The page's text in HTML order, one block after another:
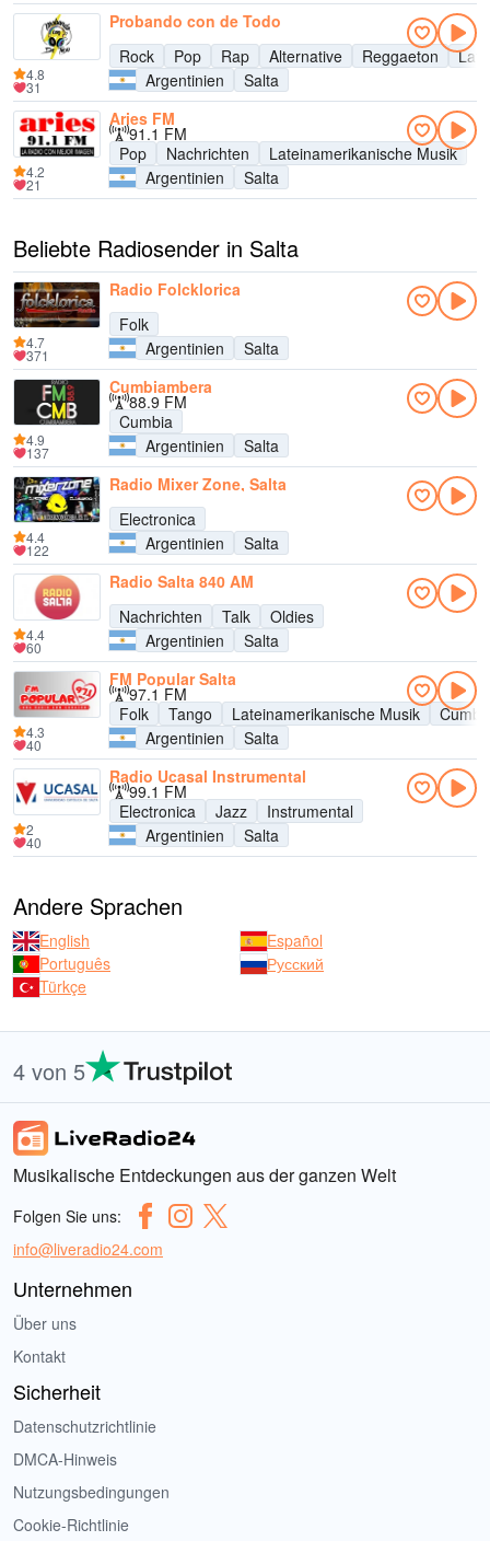
Probando con de Todo
Rock
Pop Rap Alternative Reggaeton
Argentinien
Salta
4.8
31
Aries FM
91.1 FM
Pop
Nachrichten
Lateinamerikanische Musik
Argentinien
Salta
4.2
21
Beliebte Radiosender in Salta
Radio Folcklorica
Folk
Argentinien
Salta
4.7
371
Cumbiambera
88.9 FM
Cumbia
Argentinien
Salta
4.9
137
Radio Mixer Zone, Salta
Electronica
Argentinien
Salta
4.4
122
Radio Salta 840 AM
Nachrichten
Talk
Oldies
Argentinien
Salta
4.4
60
FM Popular Salta
97.1 FM
Folk
Tango Lateinamerikanische Musik
Argentinien
Salta
4.3
40
Radio Ucasal Instrumental
99.1 FM
Electronica
Jazz
Instrumental
Argentinien
Salta
2
40
Andere Sprachen
English
Español
Português
Русский
Türkçe
4 von 5
Musikalische Entdeckungen aus der ganzen Welt
Folgen Sie uns:
info@liveradio24.com
Unternehmen
Über uns
Kontakt
Sicherheit
Datenschutzrichtlinie
DMCA-Hinweis
Nutzungsbedingungen
Cookie-Richtlinie